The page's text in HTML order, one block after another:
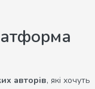
авторів, які хочуть